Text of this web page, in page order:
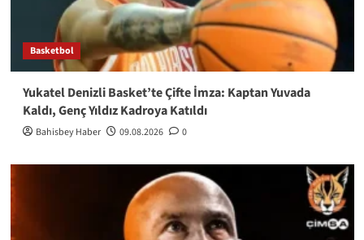
Basketbol
Yukatel Denizli Basket’te Çifte İmza: Kaptan Yuvada
Kaldı, Genç Yıldız Kadroya Katıldı
Bahisbey Haber 09.08.2026 0